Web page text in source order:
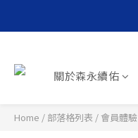
關於森永續佑
Home / 部落格列表 / 會員體驗